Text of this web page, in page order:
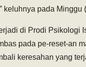
keluhnya pada Minggu
di Prodi Psikologi
pada pe-reset-an
keresahan yang